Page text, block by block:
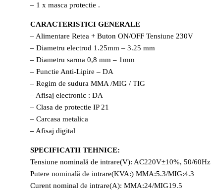
– 1 x masca protectie .
CARACTERISTICI GENERALE
– Alimentare Retea + Buton ON/OFF Tensiune 230V
– Diametru electrod 1.25mm – 3.25 mm
– Diametru sarma 0,8 mm – 1mm
– Functie Anti-Lipire – DA
– Regim de sudura MMA /MIG / TIG
– Afisaj electronic : DA
– Clasa de protectie IP 21
– Carcasa metalica
– Afisaj digital
SPECIFICATII TEHNICE:
Tensiune nominală de intrare(V): AC220V±10%, 50/60Hz
Putere nominală de intrare(KVA:) MMA:5.3/MIG:4.3
Curent nominal de intrare(A): MMA:24/MIG19.5